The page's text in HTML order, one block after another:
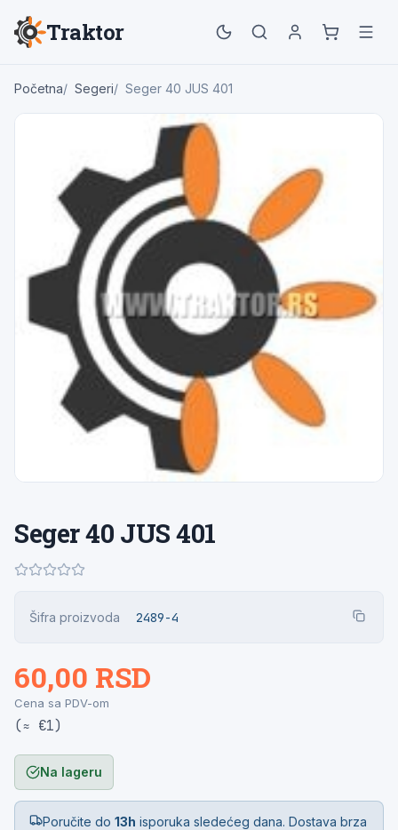
Traktor
Početna Segeri Seger 40 JUS 401
Seger 40 JUS 401
Šifra proizvoda 2489-4
60,00 RSD
Cena sa PDV-om
(≈ €1)
Na lageru
Poručite do13h isporuka sledećeg dana. Dostava brza